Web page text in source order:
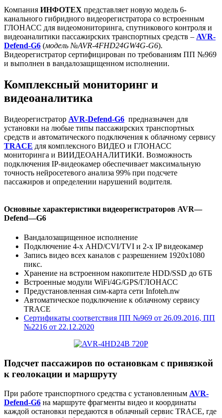
Компания ИНФОТЕХ представляет новую модель 6-
канального гибридного видеорегистратора со встроенным
ГЛОНАСС для видеомониторинга, спутникового контроля и
видеоаналитики пассажирских транспортных средств – AVR-
Defend-G6 (модель №AVR-4FHD24GW4G-G6).
Видеорегистратор сертифицирован по требованиям ПП №969
и выполнен в вандалозащищенном исполнении.
Комплексный мониторинг и
видеоаналитика
Видеорегистратор AVR-Defend-G6 предназначен для
установки на любые типы пассажирских транспортных
средств и автоматического подключения к облачному сервису
TRACE для комплексного ВИДЕО и ГЛОНАСС
мониторинга и ВИИДЕОАНАЛИТИКИ. Возможность
подключения IP-видеокамер обеспечивает максимальную
точность нейросетевого анализа 99% при подсчете
пассажиров и определении нарушений водителя.
Основные характеристики видеорегистраторов AVR—
Defend—G6
Вандалозащищенное исполнение
Подключение 4-х AHD/CVI/TVI и 2-х IP видеокамер
Запись видео всех каналов с разрешением 1920х1080
пикс.
Хранение на встроенном накопителе HDD/SSD до 6ТБ
Встроенные модули WiFi/4G/GPS/ГЛОНАСС
Предустановленная сим-карта сети Infoteh.nw
Автоматическое подключение к облачному сервису
TRACE
Сертификаты соответствия ПП №969 от 26.09.2016, ПП
№2216 от 22.12.2020
Подсчет пассажиров по остановкам с привязкой
к геолокации и маршруту
При работе транспортного средства с установленным AVR-
Defend-G6 на маршруте фрагменты видео и координаты
каждой остановки передаются в облачный сервис TRACE, где